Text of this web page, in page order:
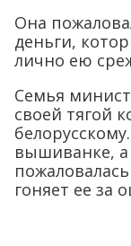
Она
деньги,
лично ею
Семья
своей тягой
вышиванке, а
гоняет ее за